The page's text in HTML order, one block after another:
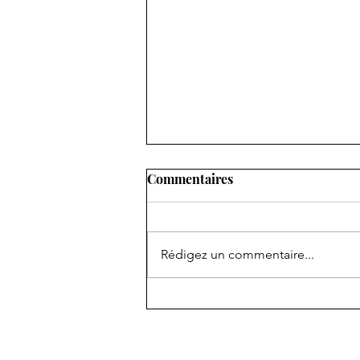
Commentaires
Rédigez un commentaire...